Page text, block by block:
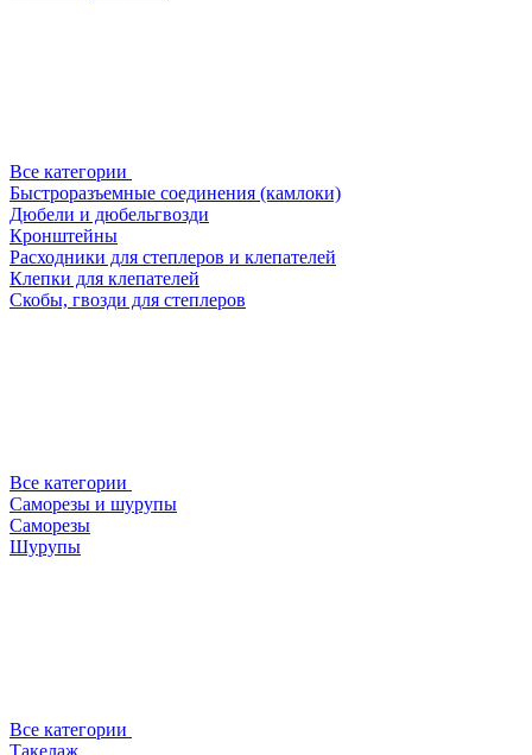
Все категории
Быстроразъемные соединения (камлоки)
Дюбели и дюбельгвозди
Кронштейны
Расходники для степлеров и клепателей
Клепки для клепателей
Скобы, гвозди для степлеров
Все категории
Саморезы и шурупы
Саморезы
Шурупы
Все категории
Такелаж